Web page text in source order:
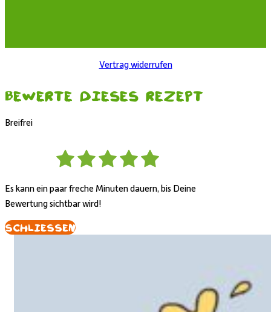
Vertrag widerrufen
Bewerte dieses Rezept
Breifrei
Es kann ein paar freche Minuten dauern, bis Deine
Bewertung sichtbar wird!
Schliessen